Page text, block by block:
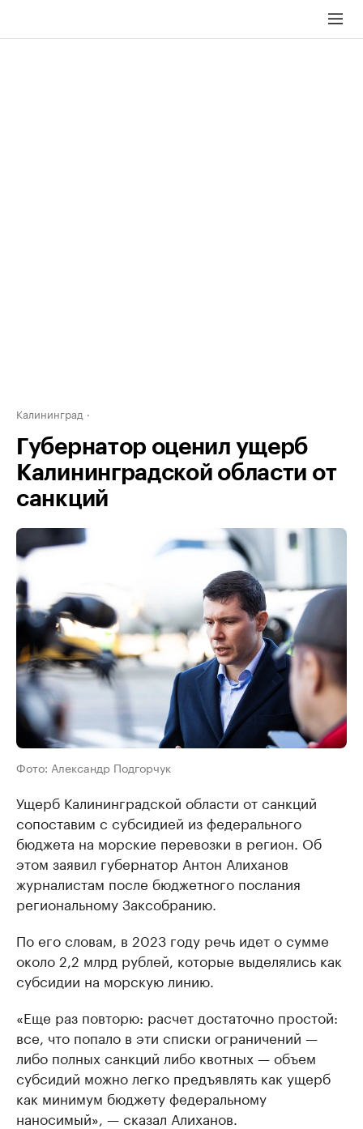
Калининград
Губернатор оценил ущерб
Калининградской области от
санкций
Фото: Александр Подгорчук
Ущерб Калининградской области от санкций
сопоставим с субсидией из федерального
бюджета на морские перевозки в регион. Об
этом заявил губернатор Антон Алиханов
журналистам после бюджетного послания
региональному Заксобранию.
По его словам, в 2023 году речь идет о сумме
около 2,2 млрд рублей, которые выделялись как
субсидии на морскую линию.
«Еще раз повторю: расчет достаточно простой:
все, что попало в эти списки ограничений —
либо полных санкций либо квотных — объем
субсидий можно легко предъявлять как ущерб
как минимум бюджету федеральному
наносимый», — сказал Алиханов.